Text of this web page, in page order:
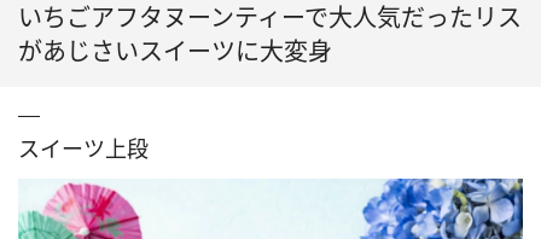
いちごアフタヌーンティーで大人気だったリス
があじさいスイーツに大変身
スイーツ上段